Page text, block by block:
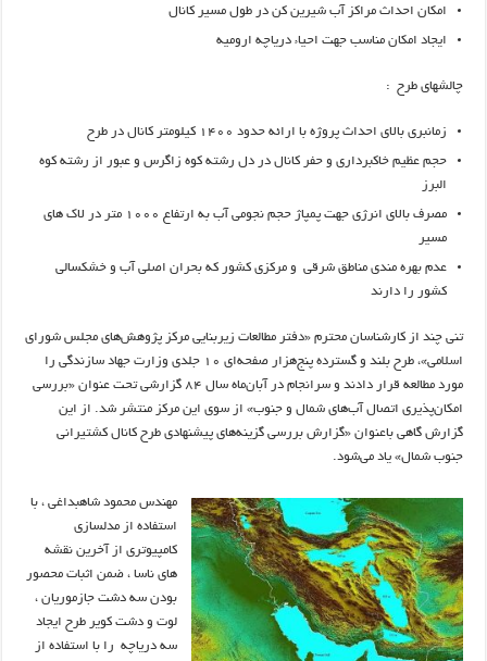
امکان احداث مراکز آب شیرین کن در طول مسیر کانال
ایجاد امکان مناسب جهت احیاء دریاچه ارومیه
چالشهای طرح :
زمانبری بالای احداث پروژه با ارائه حدود ۱۴۰۰ کیلومتر کانال در طرح
حجم عظیم خاکبرداری و حفر کانال در دل رشته کوه زاگرس و عبور از رشته کوه
البرز
مصرف بالای انرژی جهت پمپاژ حجم نجومی آب به ارتفاع ۱۰۰۰ متر در لاک های
مسیر
عدم بهره مندی مناطق شرقی و مرکزی کشور که بحران اصلی آب و خشکسالی
کشور را دارند
تنی چند از کارشناسان محترم «دفتر مطالعات زیربنایی مرکز پژوهش‌های مجلس شورای
اسلامی»، طرح بلند و گسترده پنج‌هزار صفحه‌ای ١٠ جلدی وزارت جهاد سازندگی را
مورد مطالعه قرار دادند و سرانجام در آبان‌ماه سال ٨٤ گزارشی تحت عنوان «بررسی
امکان‌پذیری اتصال آب‌های شمال و جنوب» از سوی این مرکز منتشر شد. از این
گزارش گاهی باعنوان «گزارش بررسی گزینه‌های پیشنهادی طرح کانال کشتیرانی
جنوب شمال» یاد می‌شود.
مهندس محمود شاهبداغی ، با
استفاده از مدلسازی
کامپیوتری از آخرین نقشه
های ناسا ، ضمن اثبات محصور
بودن سه دشت جازموریان ،
لوت و دشت کویر طرح ایجاد
سه دریاچه را با استفاده از